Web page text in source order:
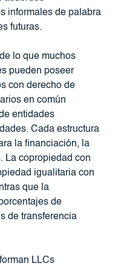
informales de palabra
futuras.
lo que muchos
pueden poseer
con derecho de
en común
entidades
Cada estructura
la financiación, la
La copropiedad con
igualitaria con
que la
de
de transferencia
LLCs